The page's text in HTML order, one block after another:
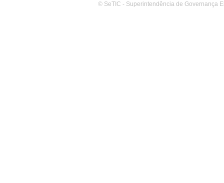
© SeTIC - Superintendência de Governança